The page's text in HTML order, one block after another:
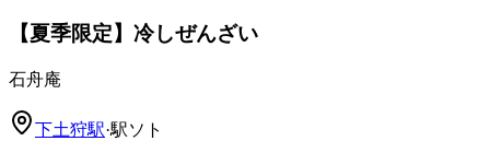
【夏季限定】冷しぜんざい
石舟庵
下土狩駅·駅ソト